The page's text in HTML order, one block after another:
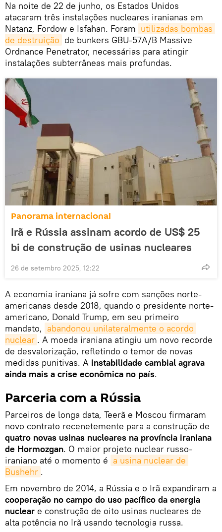
Na noite de 22 de junho, os Estados Unidos
atacaram três instalações nucleares iranianas em
Natanz, Fordow e Isfahan. Foram utilizadas bombas
de destruição de bunkers GBU-57A/B Massive
Ordnance Penetrator, necessárias para atingir
instalações subterrâneas mais profundas.
Panorama internacional
Irã e Rússia assinam acordo de US$ 25
bi de construção de usinas nucleares
26 de setembro 2025, 12:22
A economia iraniana já sofre com sanções norte-
americanas desde 2018, quando o presidente norte-
americano, Donald Trump, em seu primeiro
mandato, abandonou unilateralmente o acordo
nuclear . A moeda iraniana atingiu um novo recorde
de desvalorização, refletindo o temor de novas
medidas punitivas. A instabilidade cambial agrava
ainda mais a crise econômica no país.
Parceria com a Rússia
Parceiros de longa data, Teerã e Moscou firmaram
novo contrato recenetemente para a construção de
quatro novas usinas nucleares na província iraniana
de Hormozgan. O maior projeto nuclear russo-
iraniano até o momento é a usina nuclear de
Bushehr .
Em novembro de 2014, a Rússia e o Irã expandiram a
cooperação no campo do uso pacífico da energia
nuclear e construção de oito usinas nucleares de
alta potência no Irã usando tecnologia russa.